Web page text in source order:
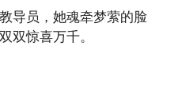
导员，她魂牵梦萦的脸
双惊喜万千。